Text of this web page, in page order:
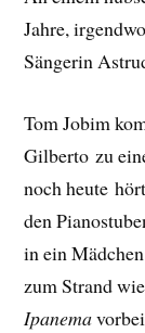
Jahre,
Sängerin
Tom Jobim
Gilberto zu
noch heute
den
in ein
zum Strand
Ipanema